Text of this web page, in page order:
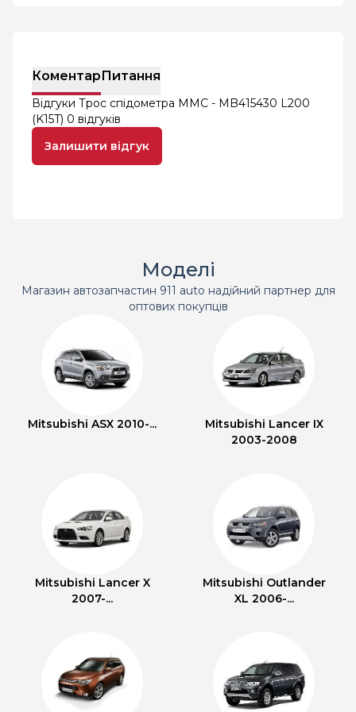
КоментарПитання
Відгуки Трос спідометра MMC - MB415430 L200
(K15T) 0 відгуків
Залишити відгук
Моделі
Магазин автозапчастин 911 auto надійний партнер для
оптових покупців
Mitsubishi ASX 2010-...
Mitsubishi Lancer IX
2003-2008
Mitsubishi Lancer X
2007-...
Mitsubishi Outlander
XL 2006-...